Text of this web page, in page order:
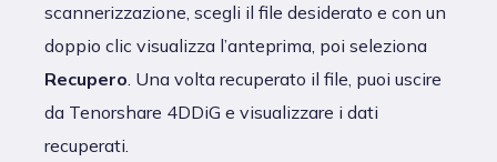
scannerizzazione, scegli il file desiderato e con un
doppio clic visualizza l’anteprima, poi seleziona
Recupero. Una volta recuperato il file, puoi uscire
da Tenorshare 4DDiG e visualizzare i dati
recuperati.